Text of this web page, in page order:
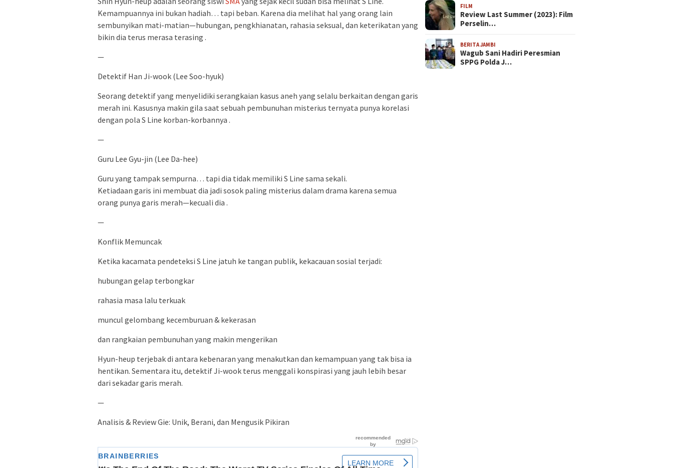
Kemampuannya ini bukan hadiah… tapi beban. Karena dia melihat hal yang orang lain
sembunyikan mati-matian—hubungan, pengkhianatan, rahasia seksual, dan keterikatan yang
bikin dia terus merasa terasing .
—
Detektif Han Ji-wook (Lee Soo-hyuk)
Seorang detektif yang menyelidiki serangkaian kasus aneh yang selalu berkaitan dengan garis
merah ini. Kasusnya makin gila saat sebuah pembunuhan misterius ternyata punya korelasi
dengan pola S Line korban-korbannya .
—
Guru Lee Gyu-jin (Lee Da-hee)
Guru yang tampak sempurna… tapi dia tidak memiliki S Line sama sekali.
Ketiadaan garis ini membuat dia jadi sosok paling misterius dalam drama karena semua
orang punya garis merah—kecuali dia .
—
Konflik Memuncak
Ketika kacamata pendeteksi S Line jatuh ke tangan publik, kekacauan sosial terjadi:
hubungan gelap terbongkar
rahasia masa lalu terkuak
muncul gelombang kecemburuan & kekerasan
dan rangkaian pembunuhan yang makin mengerikan
Hyun-heup terjebak di antara kebenaran yang menakutkan dan kemampuan yang tak bisa ia
hentikan. Sementara itu, detektif Ji-wook terus menggali konspirasi yang jauh lebih besar
dari sekadar garis merah.
—
Analisis & Review Gie: Unik, Berani, dan Mengusik Pikiran
FILM
Review Last Summer (2023): Film
Perselin…
BERITA JAMBI
Wagub Sani Hadiri Peresmian
SPPG Polda J…